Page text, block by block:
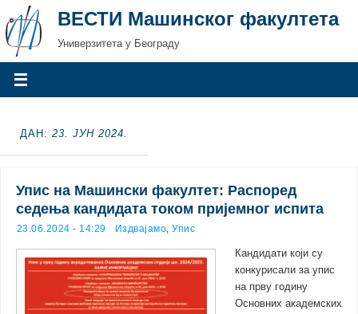
ВЕСТИ Машинског факултета
Универзитета у Београду
ДАН: 23. ЈУН 2024.
Упис на Машински факултет: Распоред
седења кандидата током пријемног испита
23.06.2024 - 14:29 Издвајамо,Упис
Кандидати који су
конкурисали за упис
на прву годину
Основних академских